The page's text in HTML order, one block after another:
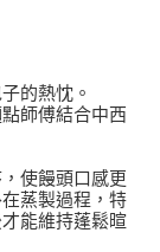
的熱忱。
師傅結合中西
使饅頭口感更
蒸製過程，特
能維持蓬鬆暄